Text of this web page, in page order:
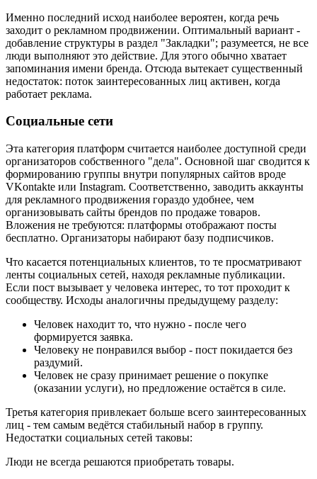
Именно последний исход наиболее вероятен, когда речь
заходит о рекламном продвижении. Оптимальный вариант -
добавление структуры в раздел "Закладки"; разумеется, не все
люди выполняют это действие. Для этого обычно хватает
запоминания имени бренда. Отсюда вытекает существенный
недостаток: поток заинтересованных лиц активен, когда
работает реклама.
Социальные сети
Эта категория платформ считается наиболее доступной среди
организаторов собственного "дела". Основной шаг сводится к
формированию группы внутри популярных сайтов вроде
VKontakte или Instagram. Соответственно, заводить аккаунты
для рекламного продвижения гораздо удобнее, чем
организовывать сайты брендов по продаже товаров.
Вложения не требуются: платформы отображают посты
бесплатно. Организаторы набирают базу подписчиков.
Что касается потенциальных клиентов, то те просматривают
ленты социальных сетей, находя рекламные публикации.
Если пост вызывает у человека интерес, то тот проходит к
сообществу. Исходы аналогичны предыдущему разделу:
Человек находит то, что нужно - после чего
формируется заявка.
Человеку не понравился выбор - пост покидается без
раздумий.
Человек не сразу принимает решение о покупке
(оказании услуги), но предложение остаётся в силе.
Третья категория привлекает больше всего заинтересованных
лиц - тем самым ведётся стабильный набор в группу.
Недостатки социальных сетей таковы:
Люди не всегда решаются приобретать товары.